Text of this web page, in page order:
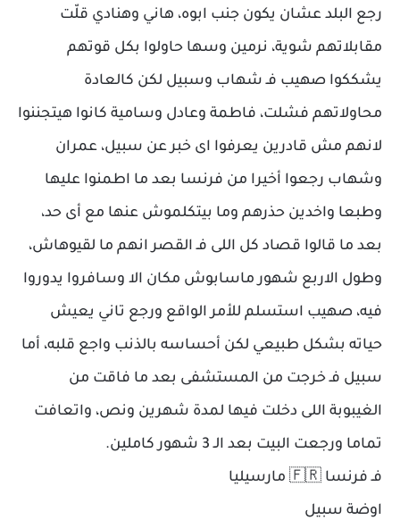
رجع البلد عشان يكون جنب ابوه، هاني وهنادي قلّت
مقابلاتهم شوية، نرمين وسها حاولوا بكل قوتهم
يشككوا صهيب فـ شهاب وسبيل لكن كالعادة
محاولاتهم فشلت، فاطمة وعادل وسامية كانوا هيتجننوا
لانهم مش قادرين يعرفوا اى خبر عن سبيل، عمران
وشهاب رجعوا أخيرا من فرنسا بعد ما اطمنوا عليها
وطبعا واخدين حذرهم وما بيتكلموش عنها مع أى حد،
بعد ما قالوا قصاد كل اللى فـ القصر انهم ما لقيوهاش،
وطول الاربع شهور ماسابوش مكان الا وسافروا يدوروا
فيه، صهيب استسلم للأمر الواقع ورجع تاني يعيش
حياته بشكل طبيعي لكن أحساسه بالذنب واجع قلبه، أما
سبيل فـ خرجت من المستشفى بعد ما فاقت من
الغيبوبة اللى دخلت فيها لمدة شهرين ونص، واتعافت
تماما ورجعت البيت بعد الـ 3 شهور كاملين.
فـ فرنسا 🇫🇷 مارسيليا
اوضة سبيل